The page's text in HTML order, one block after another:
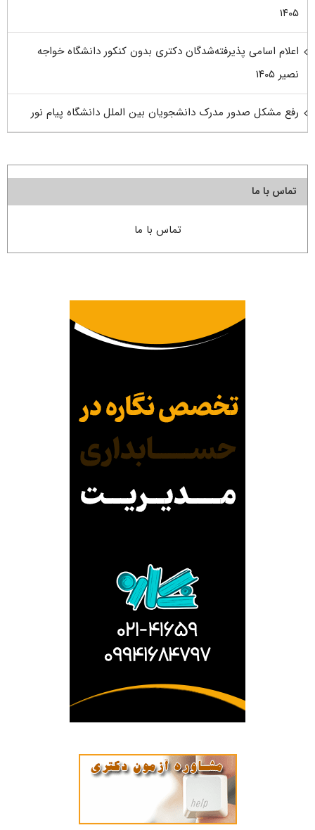
۱۴۰۵
اعلام اسامی پذیرفته‌شدگان دکتری بدون کنکور دانشگاه خواجه
نصیر ۱۴۰۵
رفع مشکل صدور مدرک دانشجویان بین الملل دانشگاه پیام نور
تماس با ما
تماس با ما